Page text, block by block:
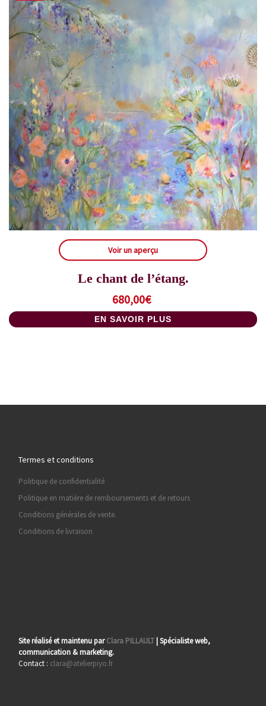
Voir un aperçu
Le chant de l’étang.
680,00€
EN SAVOIR PLUS
Termes et conditions
Politique de confidentialité
Politique en matière de remboursements et de retours
Conditions générales de vente.
Conditions de livraison
Site réalisé et maintenu parClara PILLAULT | Spécialiste web,
communication & marketing.
Contact : clara@atelierpiyo.fr